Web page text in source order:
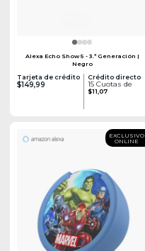
Alexa Echo Show 5 - 3.ª Generación |
Negro
Tarjeta de crédito
$149,99
Crédito directo
15 Cuotas de
$11,07
EXCLUSIVO
ONLINE